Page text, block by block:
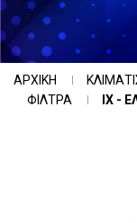
ΑΡΧΙΚΗ
ΦΙΛΤΡΑ
ΙΧ -